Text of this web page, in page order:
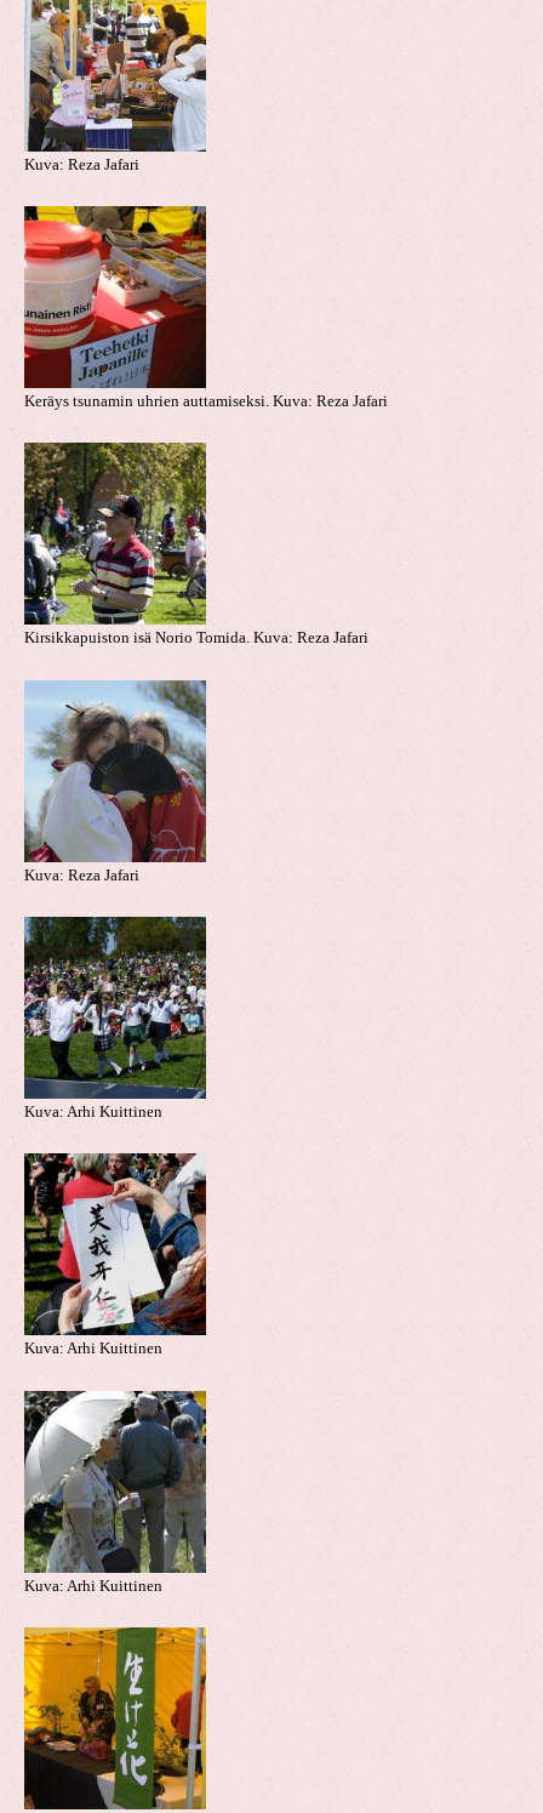
Kuva: Reza Jafari
Keräys tsunamin uhrien auttamiseksi. Kuva: Reza Jafari
Kirsikkapuiston isä Norio Tomida. Kuva: Reza Jafari
Kuva: Reza Jafari
Kuva: Arhi Kuittinen
Kuva: Arhi Kuittinen
Kuva: Arhi Kuittinen